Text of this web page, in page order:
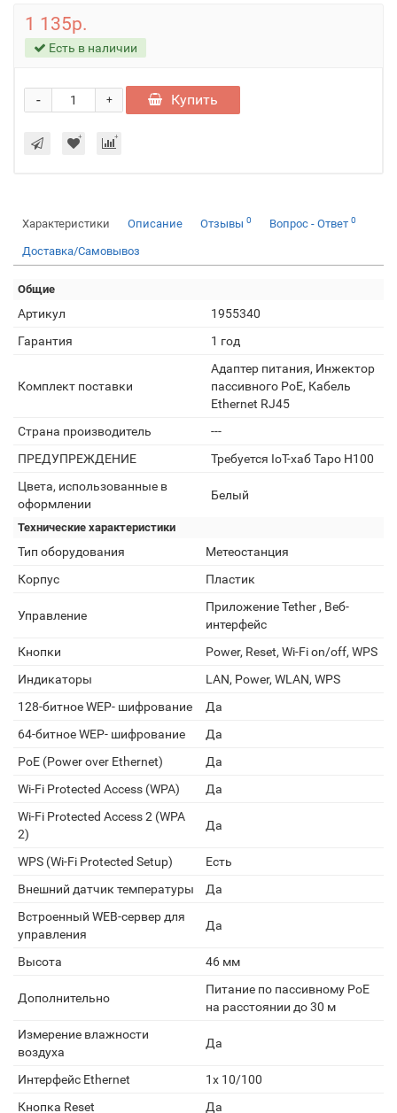
1 135р.
Есть в наличии
+
- Купить
Характеристики Описание Отзывы 0 Вопрос - Ответ 0
Доставка/Самовывоз
Общие
Артикул
1955340
Гарантия
1 год
Комплект поставки
Адаптер питания, Инжектор
пассивного PoE, Кабель
Ethernet RJ45
Страна производитель
---
ПРЕДУПРЕЖДЕНИЕ
Требуется IoT-хаб Tapo H100
Цвета, использованные в
оформлении
Белый
Технические характеристики
Тип оборудования
Метеостанция
Корпус
Пластик
Управление
Приложение Tether , Веб-
интерфейс
Кнопки
Power, Reset, Wi-Fi on/off, WPS
Индикаторы
LAN, Power, WLAN, WPS
128-битное WEP- шифрование
Да
64-битное WEP- шифрование
Да
PoE (Power over Ethernet)
Да
Wi-Fi Protected Access (WPA)
Да
Wi-Fi Protected Access 2 (WPA
2)
Да
WPS (Wi-Fi Protected Setup)
Есть
Внешний датчик температуры
Да
Встроенный WEB-сервер для
управления
Да
Высота 46 мм
Дополнительно
Питание по пассивному PoE
на расстоянии до 30 м
Измерение влажности
воздуха
Да
Интерфейс Ethernet
1x 10/100
Кнопка Reset
Да